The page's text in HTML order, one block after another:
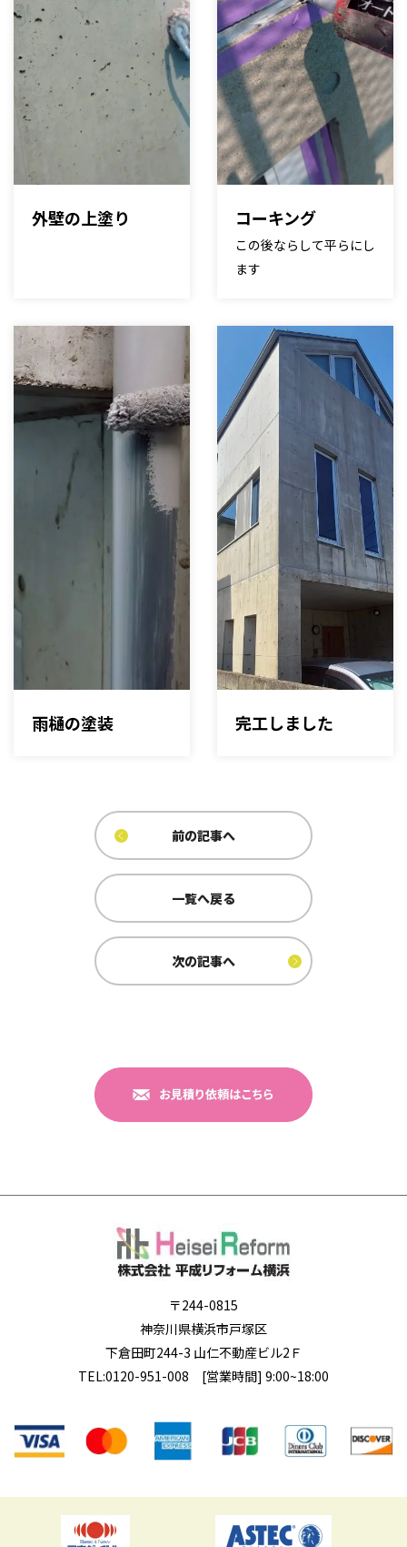
外壁の上塗り コーキング
この後ならして平らにし
ます
雨樋の塗装 完工しました
前の記事へ
一覧へ戻る
次の記事へ
〒244-0815
神奈川県横浜市戸塚区
下倉田町244-3 山仁不動産ビル2Ｆ
TEL:0120-951-008 [営業時間] 9:00~18:00